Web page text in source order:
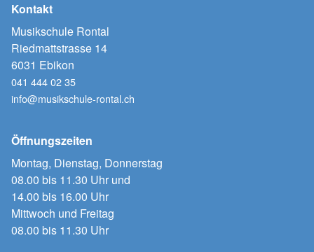
Kontakt
Musikschule Rontal
Riedmattstrasse 14
6031 Ebikon
041 444 02 35
info@musikschule-rontal.ch
Öffnungszeiten
Montag, Dienstag, Donnerstag
08.00 bis 11.30 Uhr und
14.00 bis 16.00 Uhr
Mittwoch und Freitag
08.00 bis 11.30 Uhr